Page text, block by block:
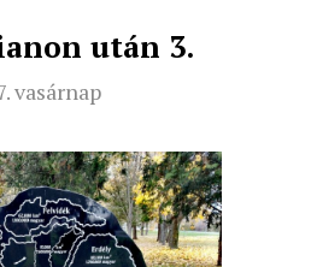
után 3.
vasárnap